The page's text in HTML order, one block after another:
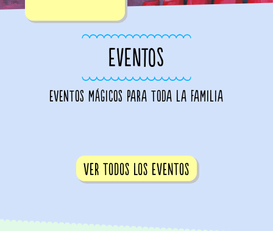
EVENTOS
eventos mágicos para toda la familia
ver todos los eventos